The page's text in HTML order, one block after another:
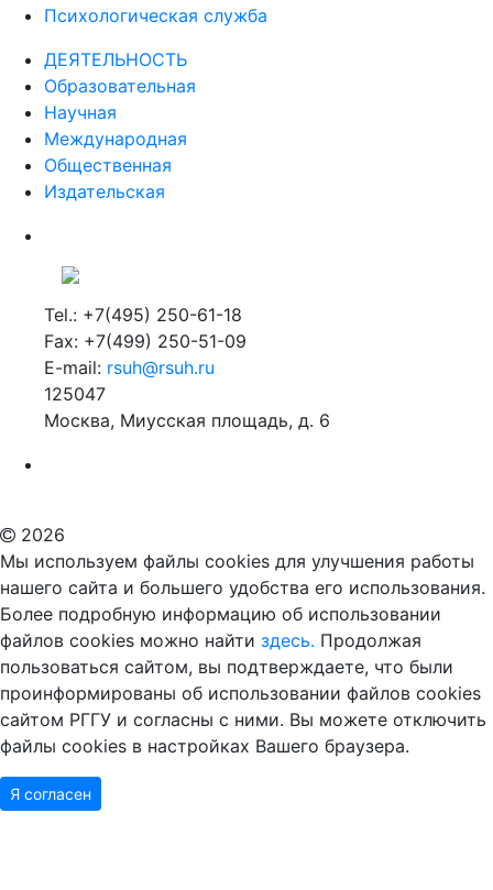
Психологическая служба
ДЕЯТЕЛЬНОСТЬ
Образовательная
Научная
Международная
Общественная
Издательская
Tel.: +7(495) 250-61-18
Fax: +7(499) 250-51-09
E-mail: rsuh@rsuh.ru
125047
Москва, Миусская площадь, д. 6
2026
Мы используем файлы cookies для улучшения работы
нашего сайта и большего удобства его использования.
Более подробную информацию об использовании
файлов cookies можно найти здесь. Продолжая
пользоваться сайтом, вы подтверждаете, что были
проинформированы об использовании файлов cookies
сайтом РГГУ и согласны с ними. Вы можете отключить
файлы cookies в настройках Вашего браузера.
Я согласен